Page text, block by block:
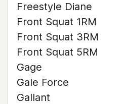
Freestyle Diane
Front Squat 1RM
Front Squat 3RM
Front Squat 5RM
Gage
Gale Force
Gallant